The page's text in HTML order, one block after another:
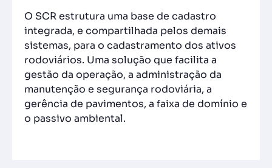
O SCR estrutura uma base de cadastro
integrada, e compartilhada pelos demais
sistemas, para o cadastramento dos ativos
rodoviários. Uma solução que facilita a
gestão da operação, a administração da
manutenção e segurança rodoviária, a
gerência de pavimentos, a faixa de domínio e
o passivo ambiental.